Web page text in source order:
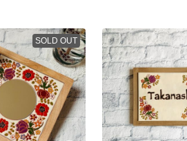
SOLD OUT